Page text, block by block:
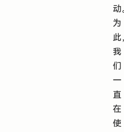
动
为
此
我
们
一
直
在
使